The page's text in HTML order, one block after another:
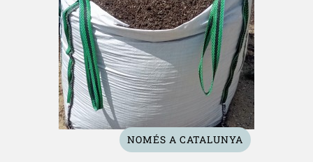
NOMÉS A CATALUNYA